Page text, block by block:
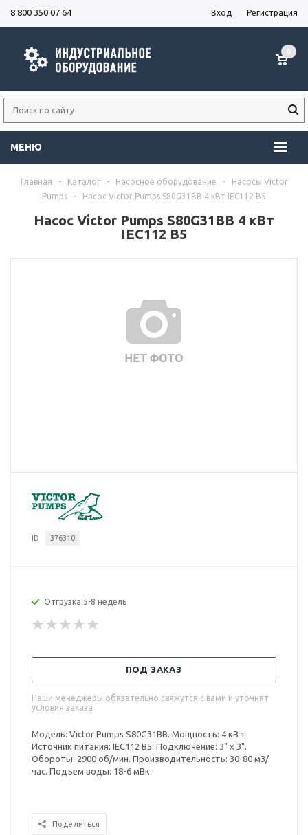
8 800 350 07 64 Вход Регистрация
МЕНЮ
0
Главная - Каталог - Насосное оборудование -
Насосы Victor
Pumps
- Насос Victor Pumps S80G31BB 4 кВт IEC112 B5
Насос Victor Pumps S80G31BB 4 кВт
IEC112 B5
ID 376310
Отгрузка 5-8 недель
ПОД ЗАКАЗ
Наши менеджеры обязательно свяжутся с вами и уточнят
условия заказа
Модель: Victor Pumps S80G31BB. Мощность: 4 кВ т.
Источник питания: IEC112 B5. Подключение: 3" x 3".
Обороты: 2900 об/мин. Производительность: 30-80 м3/
час. Подъем воды: 18-6 мВк.
Поделиться